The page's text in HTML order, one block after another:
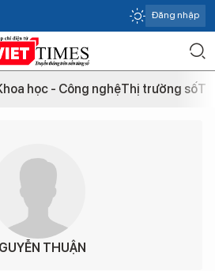
Đăng nhập
học - Công nghệThị trường số
THUẬN